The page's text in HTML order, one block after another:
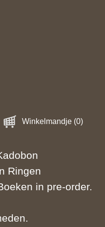
Winkelmandje (0)
Ringen
in pre-order.